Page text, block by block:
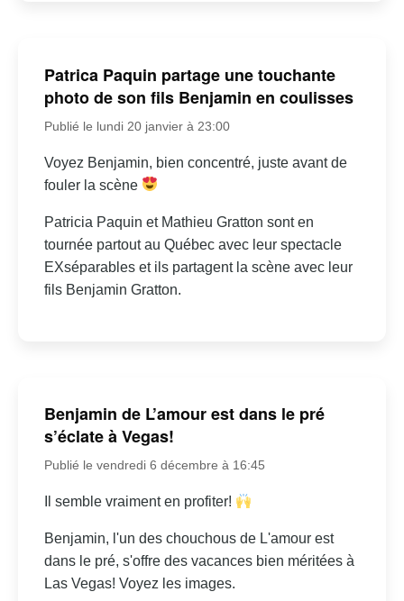
Patrica Paquin partage une touchante
photo de son fils Benjamin en coulisses
Publié le lundi 20 janvier à 23:00
Voyez Benjamin, bien concentré, juste avant de
fouler la scène
Patricia Paquin et Mathieu Gratton sont en
tournée partout au Québec avec leur spectacle
EXséparables et ils partagent la scène avec leur
fils Benjamin Gratton.
Benjamin de L’amour est dans le pré
s’éclate à Vegas!
Publié le vendredi 6 décembre à 16:45
Il semble vraiment en profiter!
Benjamin, l'un des chouchous de L'amour est
dans le pré, s'offre des vacances bien méritées à
Las Vegas! Voyez les images.